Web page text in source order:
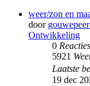
weer/zon en
door
Ontwikkeling
0 Reacties
5921
Laatste
19 dec